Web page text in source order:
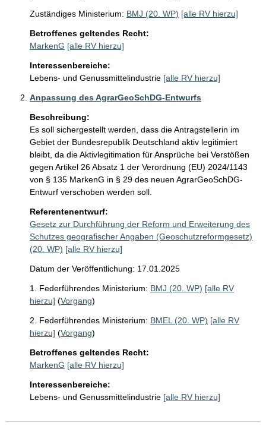
Zuständiges Ministerium: BMJ (20. WP) [alle RV hierzu]
Betroffenes geltendes Recht:
MarkenG [alle RV hierzu]
Interessenbereiche:
Lebens- und Genussmittelindustrie [alle RV hierzu]
Anpassung des AgrarGeoSchDG-Entwurfs
Beschreibung:
Es soll sichergestellt werden, dass die Antragstellerin im
Gebiet der Bundesrepublik Deutschland aktiv legitimiert
bleibt, da die Aktivlegitimation für Ansprüche bei Verstößen
gegen Artikel 26 Absatz 1 der Verordnung (EU) 2024/1143
von § 135 MarkenG in § 29 des neuen AgrarGeoSchDG-
Entwurf verschoben werden soll.
Referentenentwurf:
Gesetz zur Durchführung der Reform und Erweiterung des
Schutzes geografischer Angaben (Geoschutzreformgesetz)
(20. WP) [alle RV hierzu]
Datum der Veröffentlichung: 17.01.2025
1. Federführendes Ministerium: BMJ (20. WP) [alle RV
hierzu] (Vorgang)
2. Federführendes Ministerium: BMEL (20. WP) [alle RV
hierzu] (Vorgang)
Betroffenes geltendes Recht:
MarkenG [alle RV hierzu]
Interessenbereiche:
Lebens- und Genussmittelindustrie [alle RV hierzu]